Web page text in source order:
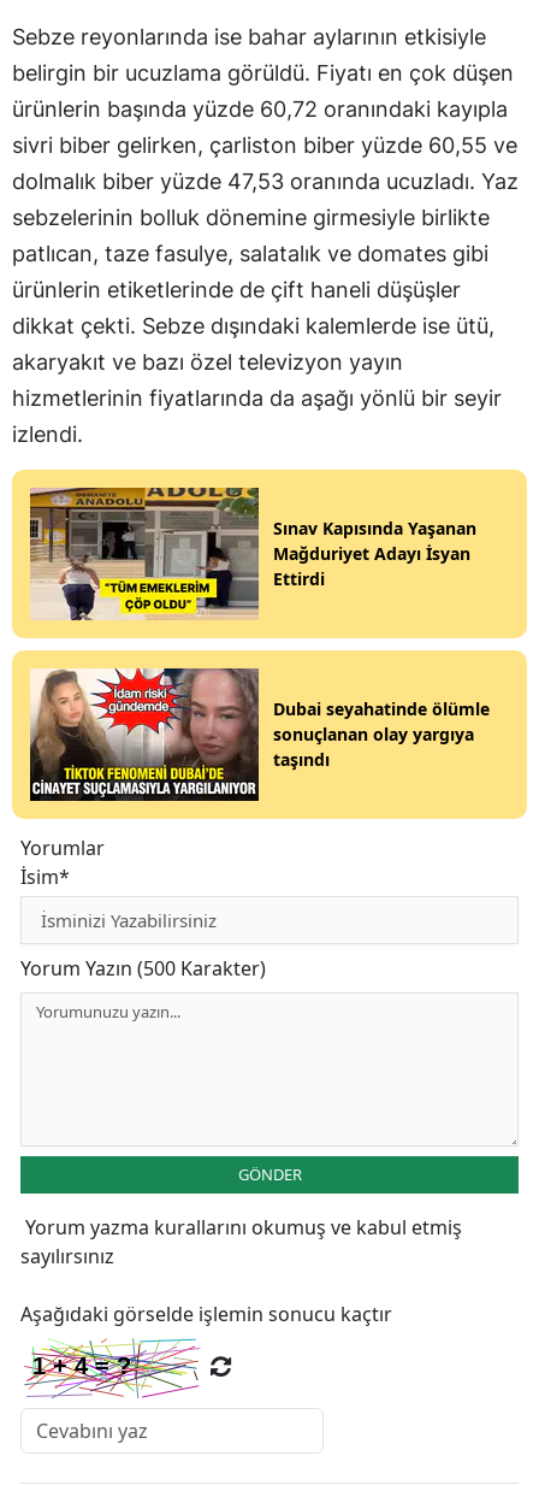
Sebze reyonlarında ise bahar aylarının etkisiyle
belirgin bir ucuzlama görüldü. Fiyatı en çok düşen
ürünlerin başında yüzde 60,72 oranındaki kayıpla
sivri biber gelirken, çarliston biber yüzde 60,55 ve
dolmalık biber yüzde 47,53 oranında ucuzladı. Yaz
sebzelerinin bolluk dönemine girmesiyle birlikte
patlıcan, taze fasulye, salatalık ve domates gibi
ürünlerin etiketlerinde de çift haneli düşüşler
dikkat çekti. Sebze dışındaki kalemlerde ise ütü,
akaryakıt ve bazı özel televizyon yayın
hizmetlerinin fiyatlarında da aşağı yönlü bir seyir
izlendi.
Sınav Kapısında Yaşanan
Mağduriyet Adayı İsyan
Ettirdi
Dubai seyahatinde ölümle
sonuçlanan olay yargıya
taşındı
Yorumlar
İsim*
Yorum Yazın (500 Karakter)
GÖNDER
Yorum yazma kurallarını okumuş ve kabul etmiş
sayılırsınız
Aşağıdaki görselde işlemin sonucu kaçtır